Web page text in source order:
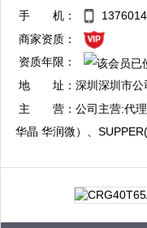
QQ：
复制
手 机：
商家资质：
资质年限：
地 址：深圳深圳市
国大厦602室
子市场3楼
主 营：公司主营:代
华晶 华润微）、
NS、ST、SII、SST、